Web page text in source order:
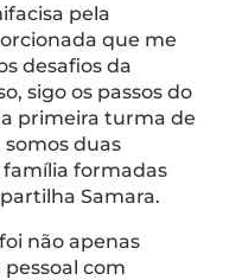
pela
que me
desafios da
sigo os passos do
primeira turma de
somos duas
formadas
Samara.
não apenas
com